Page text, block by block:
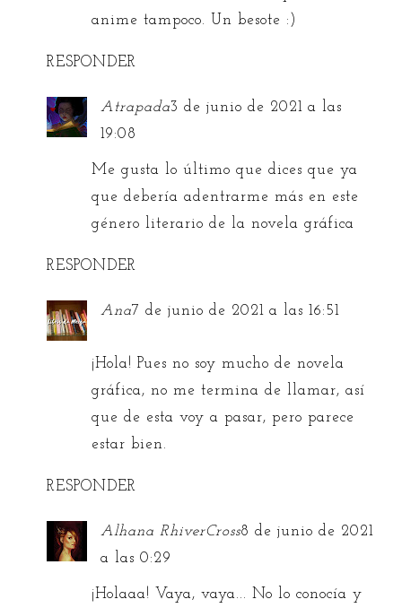
anime tampoco. Un besote :)
RESPONDER
Atrapada3 de junio de 2021 a las
19:08
Me gusta lo último que dices que ya
que debería adentrarme más en este
género literario de la novela gráfica
RESPONDER
Ana7 de junio de 2021 a las 16:51
¡Hola! Pues no soy mucho de novela
gráfica, no me termina de llamar, así
que de esta voy a pasar, pero parece
estar bien.
RESPONDER
Alhana RhiverCross8 de junio de 2021
a las 0:29
¡Holaaa! Vaya, vaya... No lo conocía y